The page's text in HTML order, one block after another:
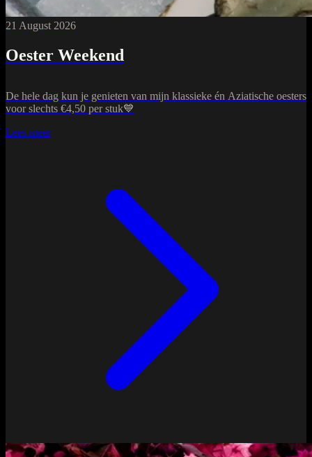
21 August 2026
Oester Weekend
De hele dag kun je genieten van mijn klassieke én Aziatische oesters
voor slechts €4,50 per stuk💙
Lees meer